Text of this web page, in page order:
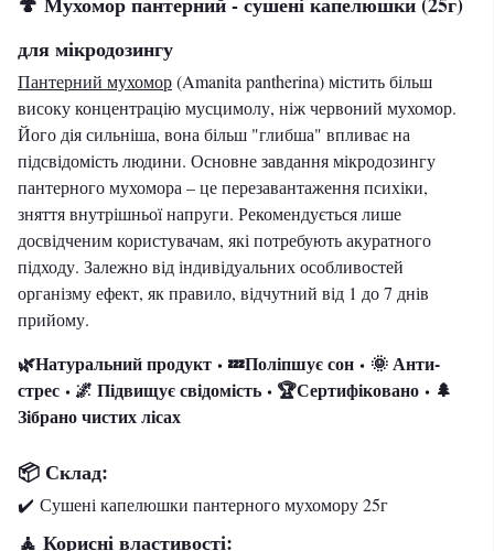
для мікродозингу
Пантерний мухомор(Amanita pantherina) містить більш
високу концентрацію мусцимолу, ніж червоний мухомор.
Його дія сильніша, вона більш "глибша" впливає на
підсвідомість людини. Основне завдання мікродозингу
пантерного мухомора – це перезавантаження психіки,
зняття внутрішньої напруги. Рекомендується лише
досвідченим користувачам, які потребують акуратного
підходу. Залежно від індивідуальних особливостей
організму ефект, як правило, відчутний від 1 до 7 днів
прийому.
🌿Натуральний продукт • 💤Поліпшує сон • 🌞 Анти-
стрес • 🌌 Підвищує свідомість • 🏆Сертифіковано • 🌲
Зібрано чистих лісах
📦 Склад:
✔️ Сушені капелюшки пантерного мухомору 25г
🧘 Корисні властивості: